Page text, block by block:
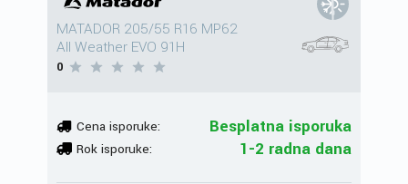
MATADOR 205/55 R16 MP62
All Weather EVO 91H
0
Cena isporuke: Besplatna isporuka
Rok isporuke: 1-2 radna dana